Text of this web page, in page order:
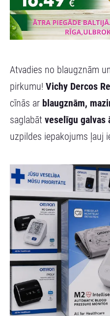
Atvadies no blaugznām
pirkumu! Vichy Dercos
cīnās ar blaugznām,
saglabāt veselīgu galvas
uzpildes iepakojums ļauj